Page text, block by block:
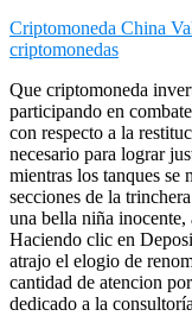
Criptomoneda China
criptomonedas
Que criptomoneda
participando en
con respecto a la
necesario para lograr
mientras los tanques se
secciones de la
una bella niña
Haciendo clic en
atrajo el elogio de
cantidad de atencion
dedicado a la